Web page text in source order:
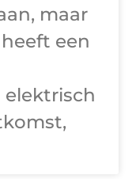
maar
een
elektrisch